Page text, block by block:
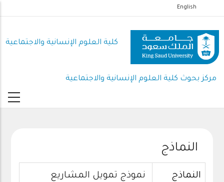
إلى
المحتوى
الرئيسي
English
كلية العلوم اﻹنسانية واﻻجتماعية
مركز بحوث كلية العلوم الإنسانية والاجتماعية
النماذج
النماذج
نموذج تمويل المشاريع